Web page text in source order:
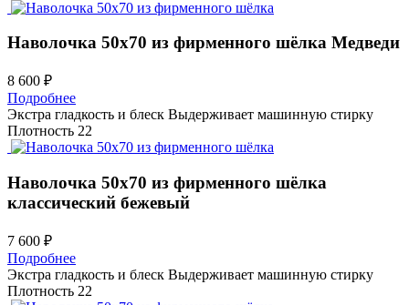
Наволочка 50х70 из фирменного шёлка Медведи
8 600 ₽
Подробнее
Экстра гладкость и блеск Выдерживает машинную стирку
Плотность 22
Наволочка 50х70 из фирменного шёлка
классический бежевый
7 600 ₽
Подробнее
Экстра гладкость и блеск Выдерживает машинную стирку
Плотность 22